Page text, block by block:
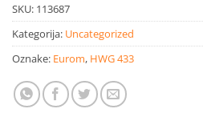
SKU: 113687
Kategorija: Uncategorized
Oznake: Eurom, HWG 433